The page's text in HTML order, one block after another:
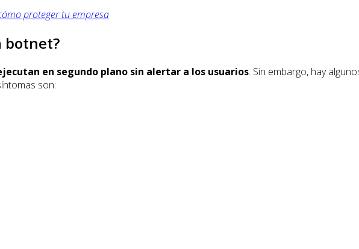
proteger tu empresa
botnet?
en segundo plano sin alertar a los usuarios. Sin embargo, hay
son: